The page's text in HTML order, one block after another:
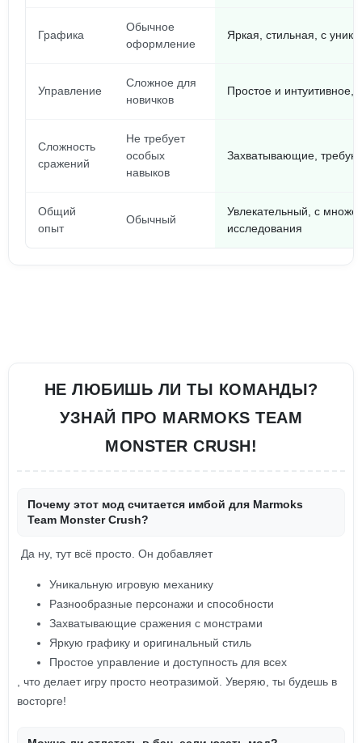
Графика
Обычное
оформление
Яркая, стильная, с
Управление
Сложное для
новичков
Простое и интуитивное,
Сложность
сражений
Не требует
особых
навыков
Захватывающие,
Общий
опыт
Обычный
Увлекательный, с
исследования
НЕ ЛЮБИШЬ ЛИ ТЫ КОМАНДЫ?
УЗНАЙ ПРО MARMOKS TEAM
MONSTER CRUSH!
Почему этот мод считается имбой для Marmoks
Team Monster Crush?
Да ну, тут всё просто. Он добавляет
Уникальную игровую механику
Разнообразные персонажи и способности
Захватывающие сражения с монстрами
Яркую графику и оригинальный стиль
Простое управление и доступность для всех
, что делает игру просто неотразимой. Уверяю, ты будешь в
восторге!